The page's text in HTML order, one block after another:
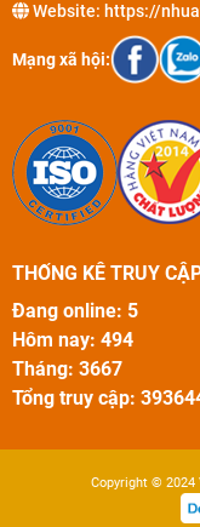
Website: https://
Mạng xã hội:
THỐNG KÊ TRUY
Đang online: 5
Hôm nay: 494
Tháng: 3667
Tổng truy cập:
Copyright © 2024